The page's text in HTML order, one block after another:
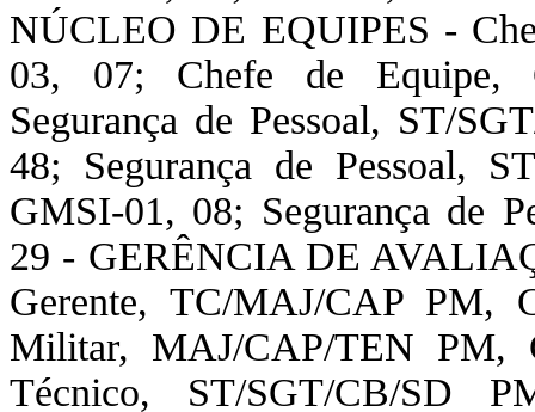
NÚCLEO DE EQUIPES -
03, 07; Chefe de Equipe,
Segurança de Pessoal, ST/
48; Segurança de Pessoal,
GMSI-01, 08; Segurança de
29 - GERÊNCIA DE
Gerente, TC/MAJ/CAP PM,
Militar, MAJ/CAP/TEN PM,
Técnico, ST/SGT/CB/SD